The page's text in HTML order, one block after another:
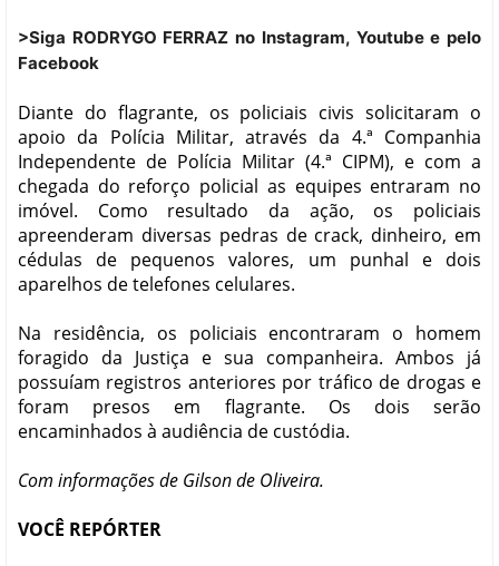
>Siga RODRYGO FERRAZ no Instagram, Youtube e pelo
Facebook
Diante do flagrante, os policiais civis solicitaram o
apoio da Polícia Militar, através da 4.ª Companhia
Independente de Polícia Militar (4.ª CIPM), e com a
chegada do reforço policial as equipes entraram no
imóvel. Como resultado da ação, os policiais
apreenderam diversas pedras de crack, dinheiro, em
cédulas de pequenos valores, um punhal e dois
aparelhos de telefones celulares.
Na residência, os policiais encontraram o homem
foragido da Justiça e sua companheira. Ambos já
possuíam registros anteriores por tráfico de drogas e
foram presos em flagrante. Os dois serão
encaminhados à audiência de custódia.
Com informações de Gilson de Oliveira.
VOCÊ REPÓRTER